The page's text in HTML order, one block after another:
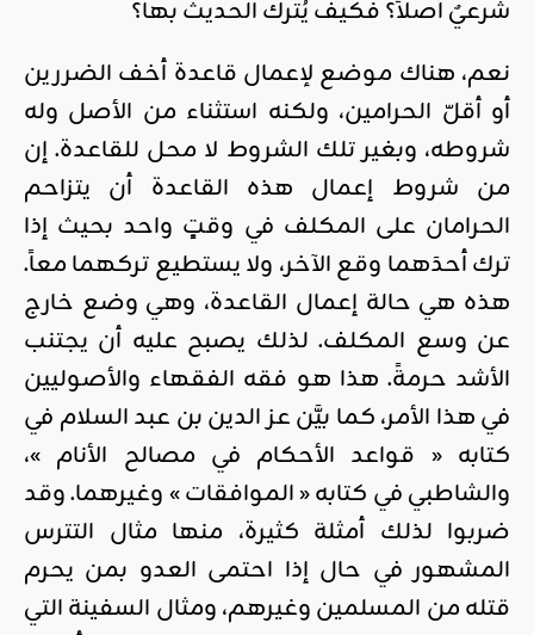
شرعيٌ أصلاً؟ فكيف يُترك الحديث بها؟
نعم، هناك موضع لإعمال قاعدة أخف الضررين
أو أقلّ الحرامين، ولكنه استثناء من الأصل وله
شروطه، وبغير تلك الشروط لا محل للقاعدة. إن
من شروط إعمال هذه القاعدة أن يتزاحم
الحرامان على المكلف في وقتٍ واحد بحيث إذا
ترك أحدَهما وقع الآخر، ولا يستطيع تركهما معاً.
هذه هي حالة إعمال القاعدة، وهي وضع خارج
عن وسع المكلف. لذلك يصبح عليه أن يجتنب
الأشد حرمةً. هذا هو فقه الفقهاء والأصوليين
في هذا الأمر، كما بيَّن عز الدين بن عبد السلام في
كتابه « قواعد الأحكام في مصالح الأنام »،
والشاطبي في كتابه « الموافقات » وغيرهما. وقد
ضربوا لذلك أمثلة كثيرة، منها مثال التترس
المشهور في حال إذا ‫احتمى العدو بمن يحرم
قتله من المسلمين وغيرهم، ومثال السفينة التي